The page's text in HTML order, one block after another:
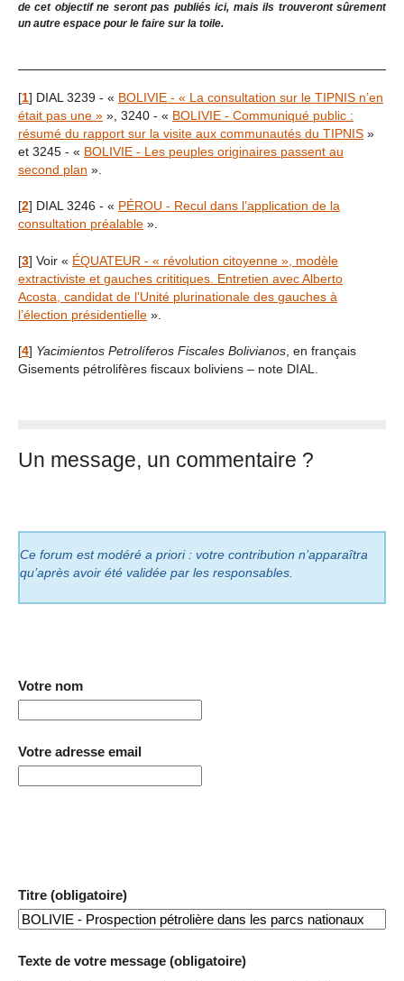
de cet objectif ne seront pas publiés ici, mais ils trouveront sûrement
un autre espace pour le faire sur la toile.
[1] DIAL 3239 - « BOLIVIE - « La consultation sur le TIPNIS n’en
était pas une » », 3240 - « BOLIVIE - Communiqué public :
résumé du rapport sur la visite aux communautés du TIPNIS »
et 3245 - « BOLIVIE - Les peuples originaires passent au
second plan ».
[2] DIAL 3246 - « PÉROU - Recul dans l’application de la
consultation préalable ».
[3] Voir « ÉQUATEUR - « révolution citoyenne », modèle
extractiviste et gauches crititiques. Entretien avec Alberto
Acosta, candidat de l’Unité plurinationale des gauches à
l’élection présidentielle ».
[4] Yacimientos Petrolíferos Fiscales Bolivianos, en français
Gisements pétrolifères fiscaux boliviens – note DIAL.
Un message, un commentaire ?
Ce forum est modéré a priori : votre contribution n’apparaîtra
qu’après avoir été validée par les responsables.
Votre nom
Votre adresse email
Titre (obligatoire)
Texte de votre message (obligatoire)